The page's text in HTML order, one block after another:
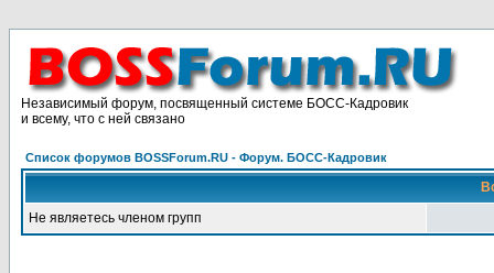
Независимый форум, посвященный системе БОСС-Кадровик
и всему, что с ней связано
Список форумов BOSSForum.RU - Форум. БОСС-Кадровик
Не являетесь членом групп